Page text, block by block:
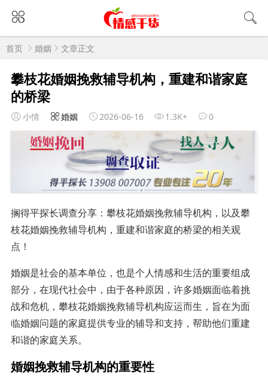
首页 婚姻 文章正文
攀枝花婚姻挽救辅导机构，重建和谐家庭
的桥梁
小情 婚姻 2026-06-16 1.3K+ 0
搁得平探长调查分享：攀枝花婚姻挽救辅导机构，以及攀
枝花婚姻挽救辅导机构，重建和谐家庭的桥梁的相关观
点！
婚姻是社会的基本单位，也是个人情感和生活的重要组成
部分，在现代社会中，由于各种原因，许多婚姻面临着挑
战和危机，攀枝花婚姻挽救辅导机构应运而生，旨在为面
临婚姻问题的家庭提供专业的辅导和支持，帮助他们重建
和谐的家庭关系。
婚姻挽救辅导机构的重要性